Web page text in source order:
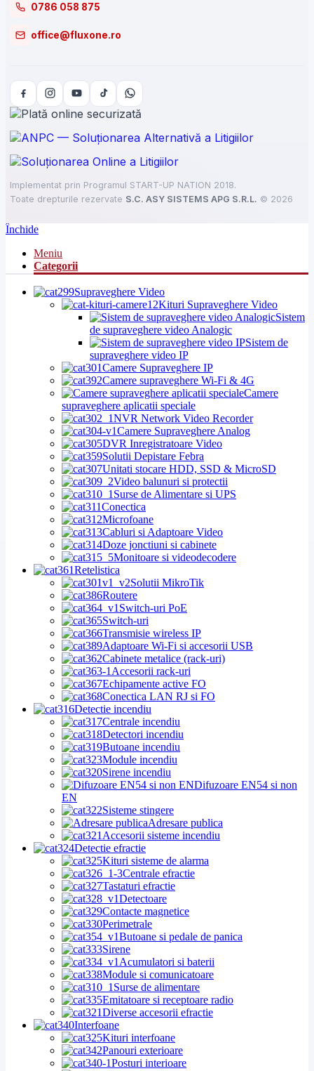
0786 058 875
office@fluxone.ro
Implementat prin Programul START-UP NATION 2018.
Toate drepturile rezervate S.C. ASY SISTEMS APG S.R.L. © 2026
Închide
Meniu
Categorii
Supraveghere Video
Kituri Supraveghere Video
Sistem
de supraveghere video Analogic
Sistem de
supraveghere video IP
Camere Supraveghere IP
Camere supraveghere Wi-Fi & 4G
Camere
supraveghere aplicatii speciale
NVR Network Video Recorder
Camere Supraveghere Analog
DVR Inregistratoare Video
Solutii Depistare Febra
Unitati stocare HDD, SSD & MicroSD
Video balunuri si protectii
Surse de Alimentare si UPS
Conectica
Microfoane
Cabluri si Adaptoare Video
Doze jonctiuni si cabinete
Monitoare si videodecodere
Retelistica
Solutii MikroTik
Routere
Switch-uri PoE
Switch-uri
Transmisie wireless IP
Adaptoare Wi-Fi si accesorii USB
Cabinete metalice (rack-uri)
Accesorii rack-uri
Echipamente active FO
Conectica LAN RJ si FO
Detectie incendiu
Centrale incendiu
Detectori incendiu
Butoane incendiu
Module incendiu
Sirene incendiu
Difuzoare EN54 si non
EN
Sisteme stingere
Adresare publica
Accesorii sisteme incendiu
Detectie efractie
Kituri sisteme de alarma
Centrale efractie
Tastaturi efractie
Detectoare
Contacte magnetice
Perimetrale
Butoane si pedale de panica
Sirene
Acumulatori si baterii
Module si comunicatoare
Surse de alimentare
Emitatoare si receptoare radio
Diverse accesorii efractie
Interfoane
Kituri interfoane
Panouri exterioare
Posturi interioare